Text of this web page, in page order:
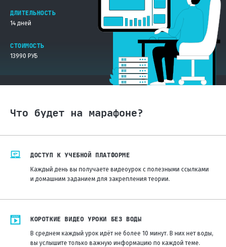
ДЛИТЕЛЬНОСТЬ
14 дней
СТОИМОСТЬ
13990 РУБ
Что будет на марафоне?
ДОСТУПК УЧЕБНОЙ ПЛАТФОРМЕ
Каждый день вы получаете видеоурок с полезными ссылками
и домашним заданием для закрепления теории.
КОРОТКИЕВИДЕО УРОКИ БЕЗ ВОДЫ
В среднем каждый урок идёт не более 10 минут. В них нет воды,
вы услышите только важную информацию по каждой теме.